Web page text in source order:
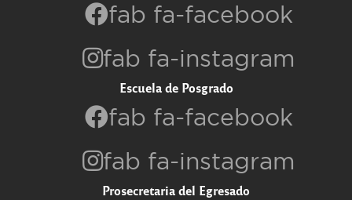
fab fa-facebook
fab fa-instagram
Escuela de Posgrado
fab fa-facebook
fab fa-instagram
Prosecretaria del Egresado